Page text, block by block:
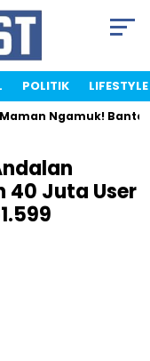
POLITIK LIFESTYLE
Ngamuk! Bantah
40 Juta User